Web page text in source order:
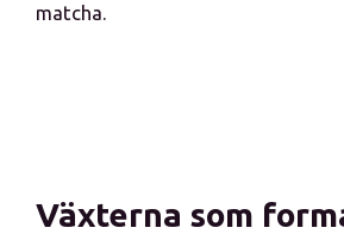
matcha.
Växterna som